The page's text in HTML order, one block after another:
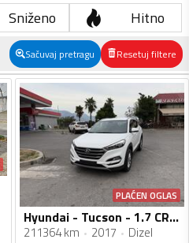
Sniženo Hitno
Sačuvaj pretragu Resetuj filtere
PLAĆEN OGLAS
Hyundai - Tucson - 1.7 CRDi 2WD
211364 km 2017 Dizel